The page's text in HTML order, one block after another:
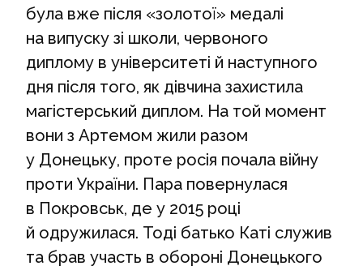
була вже після «золотої» медалі
на випуску зі школи, червоного
диплому в університеті й наступного
дня після того, як дівчина захистила
магістерський диплом. На той момент
вони з Артемом жили разом
у Донецьку, проте росія почала війну
проти України. Пара повернулася
в Покровськ, де у 2015 році
й одружилася. Тоді батько Каті служив
та брав участь в обороні Донецького